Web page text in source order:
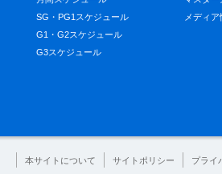
SG・PG1スケジュール
G1・G2スケジュール
G3スケジュール
メディア
本サイトについて サイトポリシー プライ